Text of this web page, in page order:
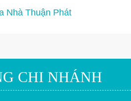
Nhà Thuận Phát
CHI NHÁNH